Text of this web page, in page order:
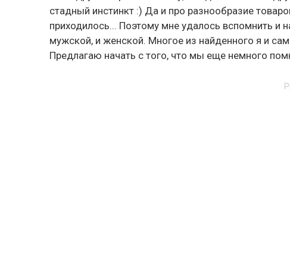
стадный инстинкт :) Да и про разнообразие
приходилось... Поэтому мне удалось вспомнить
мужской, и женской. Многое из найденного я и
Предлагаю начать с того, что мы еще немного